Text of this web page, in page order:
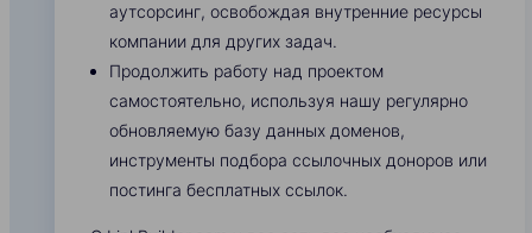
аутсорсинг, освобождая внутренние ресурсы
компании для других задач.
Продолжить работу над проектом
самостоятельно, используя нашу регулярно
обновляемую базу данных доменов,
инструменты подбора ссылочных доноров или
постинга бесплатных ссылок.